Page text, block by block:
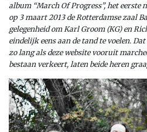
album “March Of Progress”, het eerste
op 3 maart 2013 de Rotterdamse zaal
gelegenheid om Karl Groom (KG) en
eindelijk eens aan de tand te voelen.
zo lang als deze website vooruit
bestaan verkeert, laten beide heren